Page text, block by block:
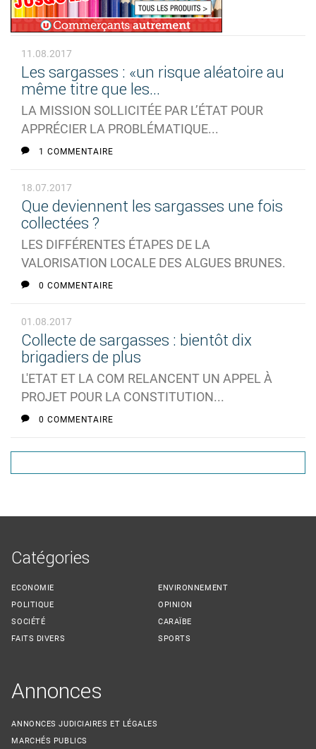
11.08.2017
Les sargasses : «un risque aléatoire au
même titre que les...
LA MISSION SOLLICITÉE PAR L’ÉTAT POUR
APPRÉCIER LA PROBLÉMATIQUE...
1 COMMENTAIRE
18.07.2017
Que deviennent les sargasses une fois
collectées ?
LES DIFFÉRENTES ÉTAPES DE LA
VALORISATION LOCALE DES ALGUES BRUNES.
0 COMMENTAIRE
01.08.2017
Collecte de sargasses : bientôt dix
brigadiers de plus
L'ETAT ET LA COM RELANCENT UN APPEL À
PROJET POUR LA CONSTITUTION...
0 COMMENTAIRE
Catégories
ECONOMIE
POLITIQUE
SOCIÉTÉ
FAITS DIVERS
ENVIRONNEMENT
OPINION
CARAÏBE
SPORTS
Annonces
ANNONCES JUDICIAIRES ET LÉGALES
MARCHÉS PUBLICS